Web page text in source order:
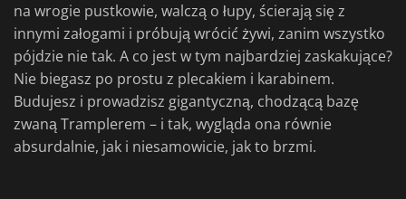
na wrogie pustkowie, walczą o łupy, ścierają się z
innymi załogami i próbują wrócić żywi, zanim wszystko
pójdzie nie tak. A co jest w tym najbardziej zaskakujące?
Nie biegasz po prostu z plecakiem i karabinem.
Budujesz i prowadzisz gigantyczną, chodzącą bazę
zwaną Tramplerem – i tak, wygląda ona równie
absurdalnie, jak i niesamowicie, jak to brzmi.